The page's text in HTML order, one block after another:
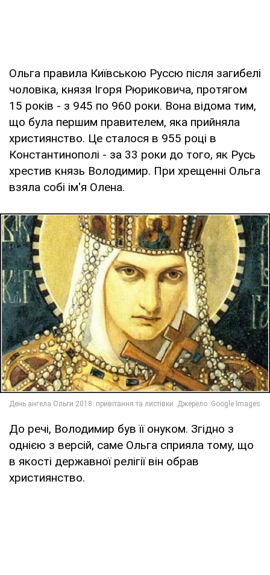
Ольга правила Київською Руссю після загибелі
чоловіка, князя Ігоря Рюриковича, протягом
15 років - з 945 по 960 роки. Вона відома тим,
що була першим правителем, яка прийняла
християнство. Це сталося в 955 році в
Константинополі - за 33 роки до того, як Русь
хрестив князь Володимир. При хрещенні Ольга
взяла собі ім'я Олена.
До речі, Володимир був її онуком. Згідно з
однією з версій, саме Ольга сприяла тому, що
в якості державної релігії він обрав
християнство.